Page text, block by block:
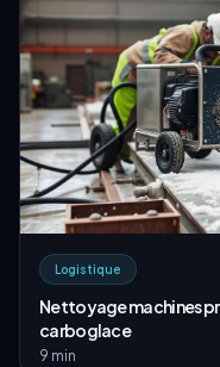
Logistique
Nettoyage machines
carboglace
9 min